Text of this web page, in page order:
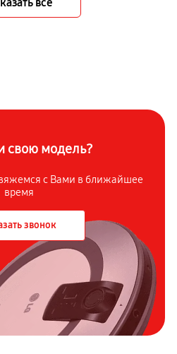
свою модель?
с Вами в ближайшее
время
звонок